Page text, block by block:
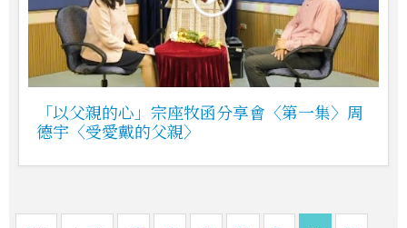
「以父親的心」宗座牧函分享會〈第一集〉周
德宇〈受愛戴的父親〉